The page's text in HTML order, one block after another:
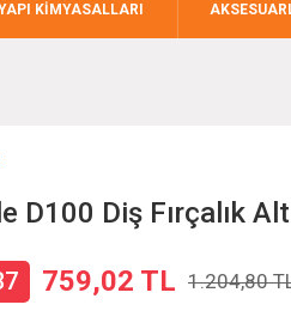
KİMYASALLARI
D100 Diş Fırçalık
759,02 TL 1.204,80